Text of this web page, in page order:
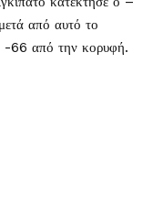
από αυτό το
-66 από την κορυφή.